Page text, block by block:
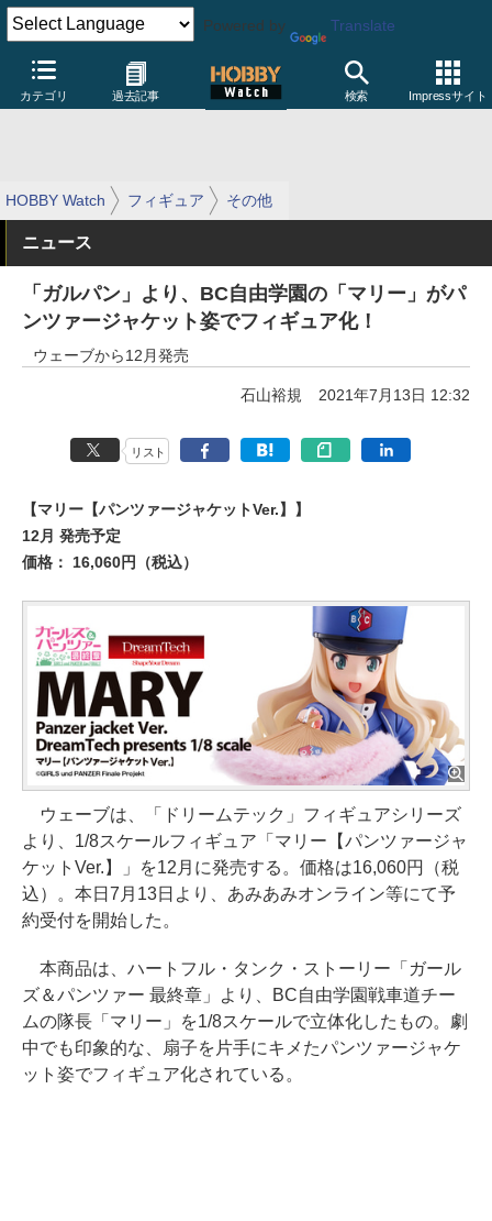
Powered by Translate
カテゴリ 過去記事 検索 Impressサイト
HOBBY Watch フィギュア その他
ニュース
「ガルパン」より、BC自由学園の「マリー」がパ
ンツァージャケット姿でフィギュア化！
ウェーブから12月発売
石山裕規 2021年7月13日 12:32
リスト
【マリー【パンツァージャケットVer.】】
12月 発売予定
価格： 16,060円（税込）
ウェーブは、「ドリームテック」フィギュアシリーズ
より、1/8スケールフィギュア「マリー【パンツァージャ
ケットVer.】」を12月に発売する。価格は16,060円（税
込）。本日7月13日より、あみあみオンライン等にて予
約受付を開始した。
本商品は、ハートフル・タンク・ストーリー「ガール
ズ＆パンツァー 最終章」より、BC自由学園戦車道チー
ムの隊長「マリー」を1/8スケールで立体化したもの。劇
中でも印象的な、扇子を片手にキメたパンツァージャケ
ット姿でフィギュア化されている。